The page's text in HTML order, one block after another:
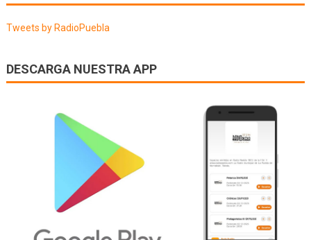
entradas
Tweets by RadioPuebla
DESCARGA NUESTRA APP